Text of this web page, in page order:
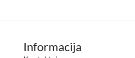
Informacija